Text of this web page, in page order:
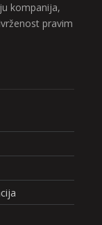
kompanija,
pravim